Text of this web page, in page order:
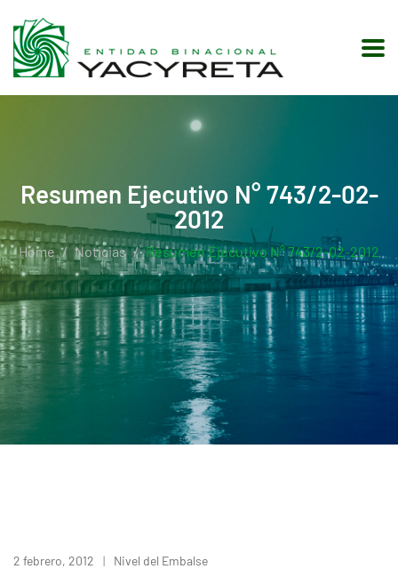
Resumen Ejecutivo N° 743/2-02-
2012
Home Noticias Resumen Ejecutivo N° 743/2-02-2012
2 febrero, 2012 Nivel del Embalse